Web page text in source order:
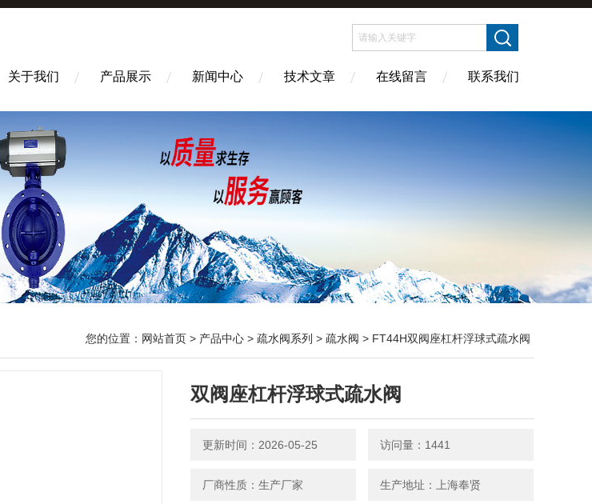
关于我们 产品展示 新闻中心 技术文章 在线留言 联系我们
您的位置： 网站首页 > 产品中心 > 疏水阀系列 > 疏水阀 > FT44H双阀座杠杆浮球式疏水阀
双阀座杠杆浮球式疏水阀
更新时间：2026-05-25 访问量：1441
厂商性质：生产厂家 生产地址：上海奉贤